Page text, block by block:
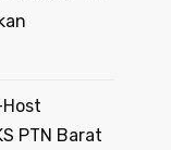
PTN Barat